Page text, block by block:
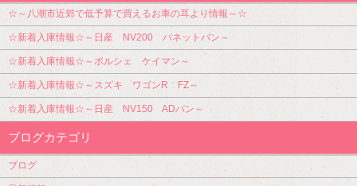
☆～八潮市近郊で低予算で買えるお車の耳より情報～☆
☆新着入庫情報☆～日産 NV200 バネットバン～
☆新着入庫情報☆～ポルシェ ケイマン～
☆新着入庫情報☆～スズキ ワゴンR FZ～
☆新着入庫情報☆～日産 NV150 ADバン～
ブログカテゴリ
ブログ